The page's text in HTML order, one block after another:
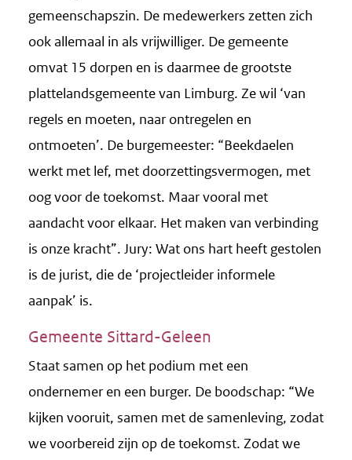
gemeenschapszin. De medewerkers zetten zich
ook allemaal in als vrijwilliger. De gemeente
omvat 15 dorpen en is daarmee de grootste
plattelandsgemeente van Limburg. Ze wil ‘van
regels en moeten, naar ontregelen en
ontmoeten’. De burgemeester: “Beekdaelen
werkt met lef, met doorzettingsvermogen, met
oog voor de toekomst. Maar vooral met
aandacht voor elkaar. Het maken van verbinding
is onze kracht”. Jury: Wat ons hart heeft gestolen
is de jurist, die de ‘projectleider informele
aanpak’ is.
Gemeente Sittard-Geleen
Staat samen op het podium met een
ondernemer en een burger. De boodschap: “We
kijken vooruit, samen met de samenleving, zodat
we voorbereid zijn op de toekomst. Zodat we